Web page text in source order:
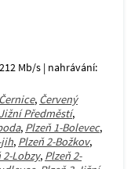
Mb/s | nahrávání:
Černice, Červený
Jižní Předměstí,
, Plzeň 1-Bolevec,
jih, Plzeň 2-Božkov,
2-Lobzy, Plzeň 2-